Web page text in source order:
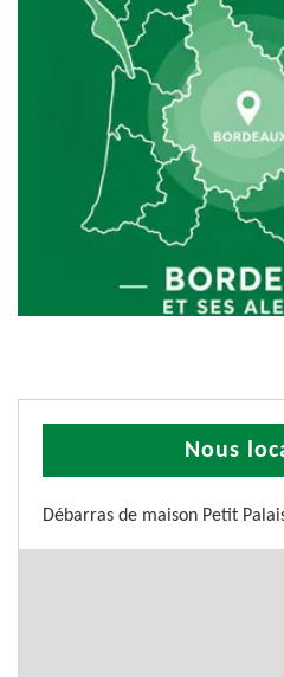
Nous
Débarras de maison Petit